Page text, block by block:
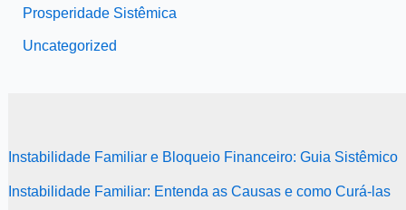
Prosperidade Sistêmica
Uncategorized
Instabilidade Familiar e Bloqueio Financeiro: Guia Sistêmico
Instabilidade Familiar: Entenda as Causas e como Curá-las